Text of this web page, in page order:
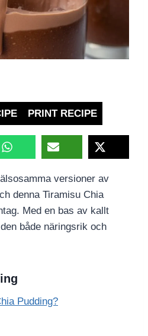
PRINT RECIPE
versioner av
denna Tiramisu Chia
Med en bas av kallt
både näringsrik och
Pudding?